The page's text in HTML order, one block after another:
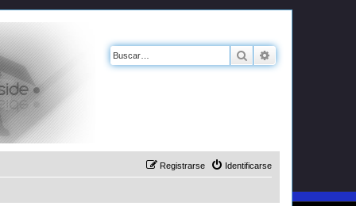
Buscar
Identificarse
Registrarse